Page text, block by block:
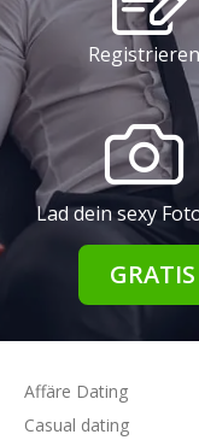
Registrieren
Lad dein sexy
Affäre Dating
Casual dating